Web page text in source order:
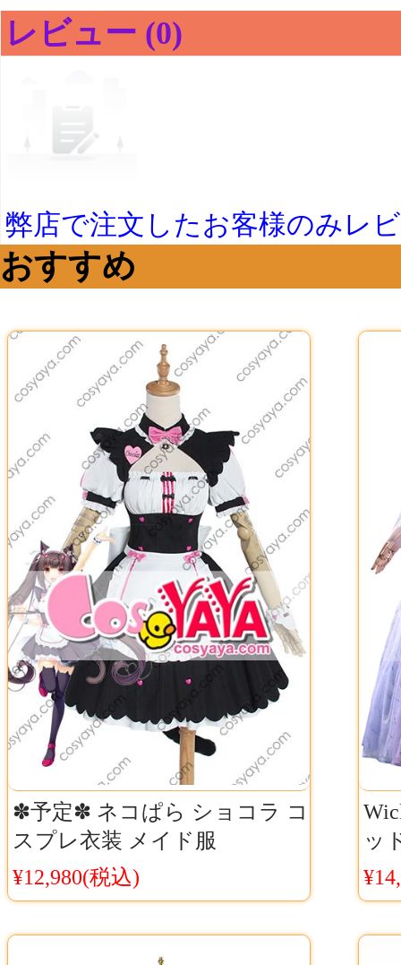
レビュー (0)
弊店で注文したお客様のみレ
おすすめ
✽予定✽ ネコぱら ショコラ コ
スプレ衣装 メイド服
NEKOPARA ネコパラ コス服
¥12,980(税込)
ッ
ル